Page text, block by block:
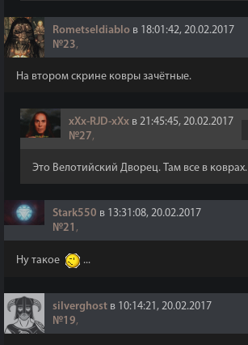
Rometseldiablo в 18:01:42, 20.02.2017
№23,
На втором скрине ковры зачётные.
xXx-RJD-xXx в 21:45:45, 20.02.2017
№27,
Это Велотийский Дворец. Там все в коврах.
Stark550 в 13:31:08, 20.02.2017
№21 ,
Ну такое ...
silverghost в 10:14:21, 20.02.2017
№19,